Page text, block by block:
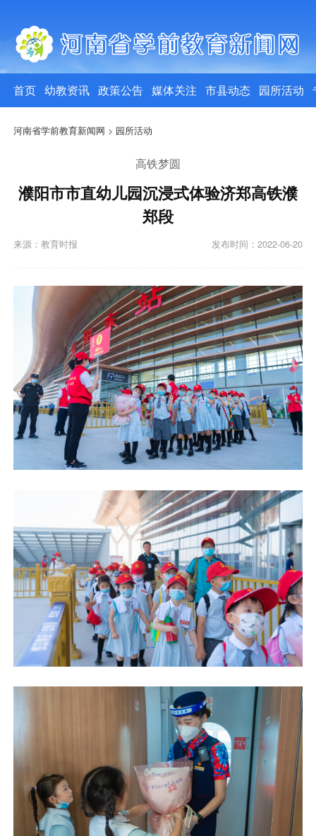
首页 幼教资讯 政策公告 媒体关注 市县动态 园所活动
河南省学前教育新闻网 > 园所活动
高铁梦圆
濮阳市市直幼儿园沉浸式体验济郑高铁濮
郑段
发布时间：2022-06-20
来源：教育时报